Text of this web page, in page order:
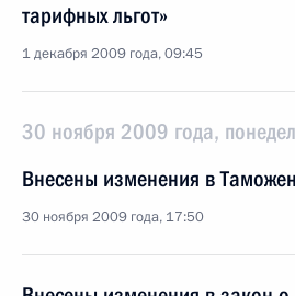
тарифных льгот»
1 декабря 2009 года, 09:45
30 ноября 2009 года,
Внесены изменения в
30 ноября 2009 года, 17:50